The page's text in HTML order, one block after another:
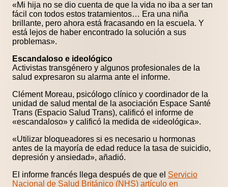
«Mi hija no se dio cuenta de que la vida no iba a ser tan
fácil con todos estos tratamientos… Era una niña
brillante, pero ahora está fracasando en la escuela. Y
está lejos de haber encontrado la solución a sus
problemas».
Escandaloso e ideológico
Activistas transgénero y algunos profesionales de la
salud expresaron su alarma ante el informe.
Clément Moreau, psicólogo clínico y coordinador de la
unidad de salud mental de la asociación Espace Santé
Trans (Espacio Salud Trans), calificó el informe de
«escandaloso» y calificó la medida de «ideológica».
«Utilizar bloqueadores si es necesario u hormonas
antes de la mayoría de edad reduce la tasa de suicidio,
depresión y ansiedad», añadió.
El informe francés llega después de que el Servicio
Nacional de Salud Británico (NHS) artículo en